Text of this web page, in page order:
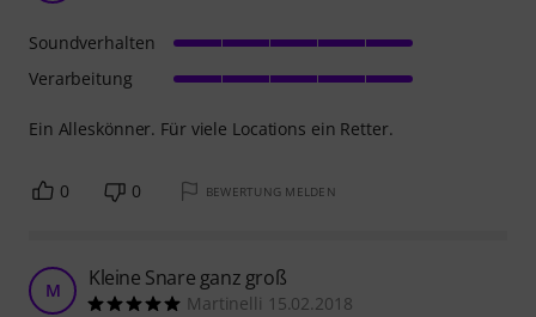
Ein Alleskönner. Für viele Locations ein Retter.
Soundverhalten
Verarbeitung
0 0 BEWERTUNG MELDEN
M Kleine Snare ganz groß
Martinelli 15.02.2018